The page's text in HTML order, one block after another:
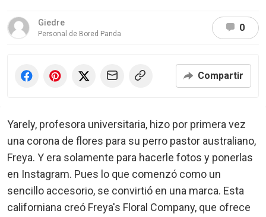
Giedre
Personal de Bored Panda
0
Compartir
Yarely, profesora universitaria, hizo por primera vez
una corona de flores para su perro pastor australiano,
Freya. Y era solamente para hacerle fotos y ponerlas
en Instagram. Pues lo que comenzó como un
sencillo accesorio, se convirtió en una marca. Esta
californiana creó Freya's Floral Company, que ofrece